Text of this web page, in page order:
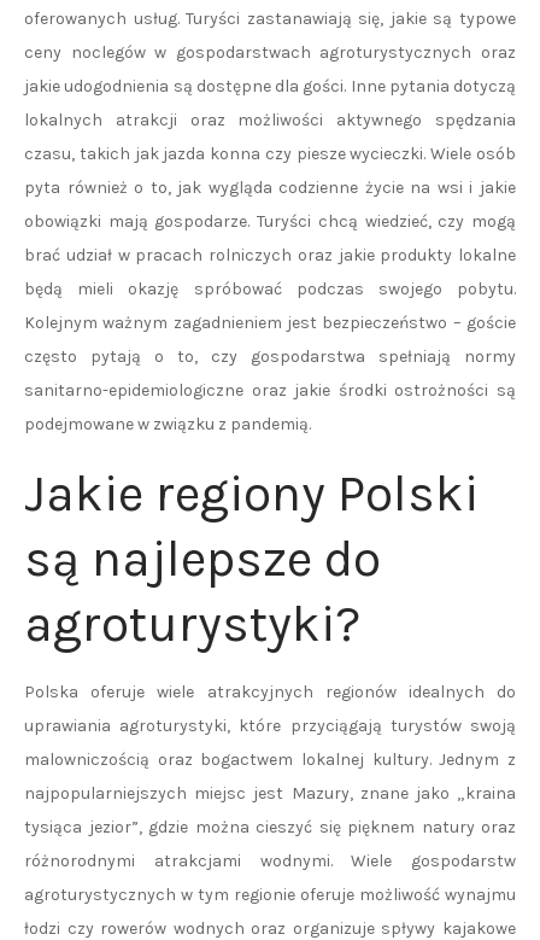
oferowanych usług. Turyści zastanawiają się, jakie są typowe
ceny noclegów w gospodarstwach agroturystycznych oraz
jakie udogodnienia są dostępne dla gości. Inne pytania dotyczą
lokalnych atrakcji oraz możliwości aktywnego spędzania
czasu, takich jak jazda konna czy piesze wycieczki. Wiele osób
pyta również o to, jak wygląda codzienne życie na wsi i jakie
obowiązki mają gospodarze. Turyści chcą wiedzieć, czy mogą
brać udział w pracach rolniczych oraz jakie produkty lokalne
będą mieli okazję spróbować podczas swojego pobytu.
Kolejnym ważnym zagadnieniem jest bezpieczeństwo – goście
często pytają o to, czy gospodarstwa spełniają normy
sanitarno-epidemiologiczne oraz jakie środki ostrożności są
podejmowane w związku z pandemią.
Jakie regiony Polski
są najlepsze do
agroturystyki?
Polska oferuje wiele atrakcyjnych regionów idealnych do
uprawiania agroturystyki, które przyciągają turystów swoją
malowniczością oraz bogactwem lokalnej kultury. Jednym z
najpopularniejszych miejsc jest Mazury, znane jako „kraina
tysiąca jezior”, gdzie można cieszyć się pięknem natury oraz
różnorodnymi atrakcjami wodnymi. Wiele gospodarstw
agroturystycznych w tym regionie oferuje możliwość wynajmu
łodzi czy rowerów wodnych oraz organizuje spływy kajakowe